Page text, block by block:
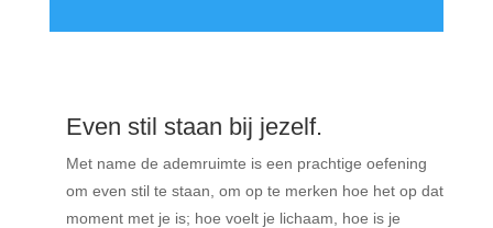
Even stil staan bij jezelf.
Met name de ademruimte is een prachtige oefening
om even stil te staan, om op te merken hoe het op dat
moment met je is; hoe voelt je lichaam, hoe is je